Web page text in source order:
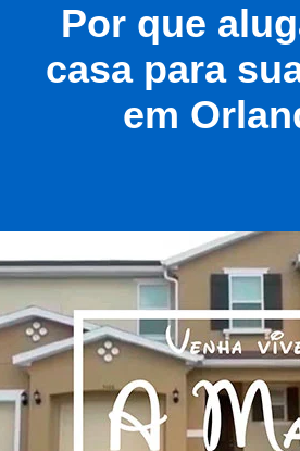
Por que
casa para
em